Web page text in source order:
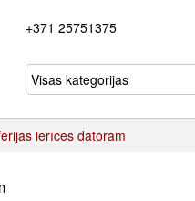
+371 25751375
ierīces datoram